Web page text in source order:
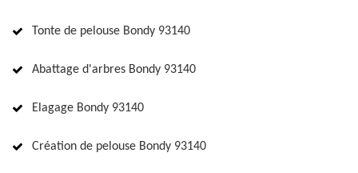
Tonte de pelouse Bondy 93140
Abattage d'arbres Bondy 93140
Elagage Bondy 93140
Création de pelouse Bondy 93140